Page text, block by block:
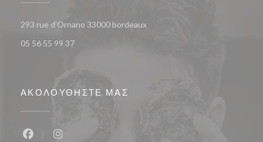
293 rue d'Ornano 33000 bordeaux((ανοίγει σε νέο παράθυρο))
05 56 55 99 37
ΑΚΟΛΟΥΘΉΣΤΕ ΜΑΣ